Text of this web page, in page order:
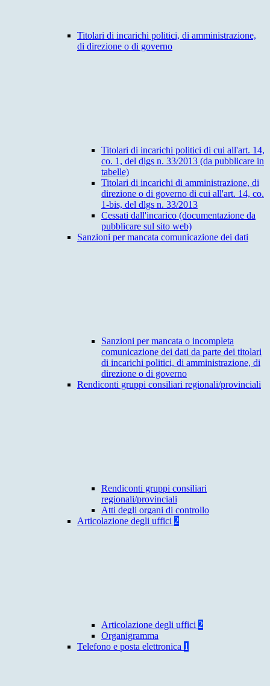
Titolari di incarichi politici, di amministrazione,
di direzione o di governo
Titolari di incarichi politici di cui all'art. 14,
co. 1, del dlgs n. 33/2013 (da pubblicare in
tabelle)
Titolari di incarichi di amministrazione, di
direzione o di governo di cui all'art. 14, co.
1-bis, del dlgs n. 33/2013
Cessati dall'incarico (documentazione da
pubblicare sul sito web)
Sanzioni per mancata comunicazione dei dati
Sanzioni per mancata o incompleta
comunicazione dei dati da parte dei titolari
di incarichi politici, di amministrazione, di
direzione o di governo
Rendiconti gruppi consiliari regionali/provinciali
Rendiconti gruppi consiliari
regionali/provinciali
Atti degli organi di controllo
Articolazione degli uffici 2
Articolazione degli uffici 2
Organigramma
Telefono e posta elettronica 1